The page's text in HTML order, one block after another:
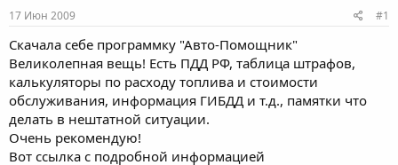
е
м
ы
л
17 Июн 2009 #1
Скачала себе программку "Авто-Помощник"
Великолепная вещь! Есть ПДД РФ, таблица штрафов,
калькуляторы по расходу топлива и стоимости
обслуживания, информация ГИБДД и т.д., памятки что
делать в нештатной ситуации.
Очень рекомендую!
Вот ссылка с подробной информацией